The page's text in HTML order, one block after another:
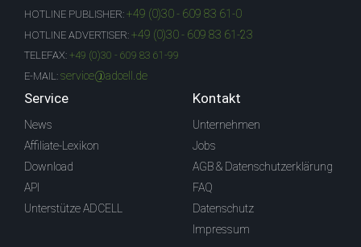
HOTLINE PUBLISHER: +49 (0)30 - 609 83 61-0
HOTLINE ADVERTISER: +49 (0)30 - 609 83 61-23
TELEFAX: +49 (0)30 - 609 83 61-99
E-MAIL: service@adcell.de
Service
News
Affiliate-Lexikon
Download
API
Unterstütze ADCELL
Kontakt
Unternehmen
Jobs
AGB & Datenschutzerklärung
FAQ
Datenschutz
Impressum